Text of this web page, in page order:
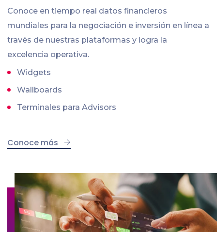
Conoce en tiempo real datos financieros
mundiales para la negociación e inversión en línea a
través de nuestras plataformas y logra la
excelencia operativa.
Widgets
Wallboards
Terminales para Advisors
Conoce más